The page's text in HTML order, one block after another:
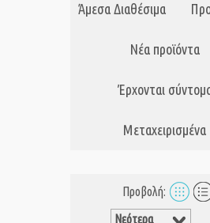
Άμεσα Διαθέσιμα
Νέα προϊόντα
Έρχονται
Μεταχειρισμένα
Προβολή: